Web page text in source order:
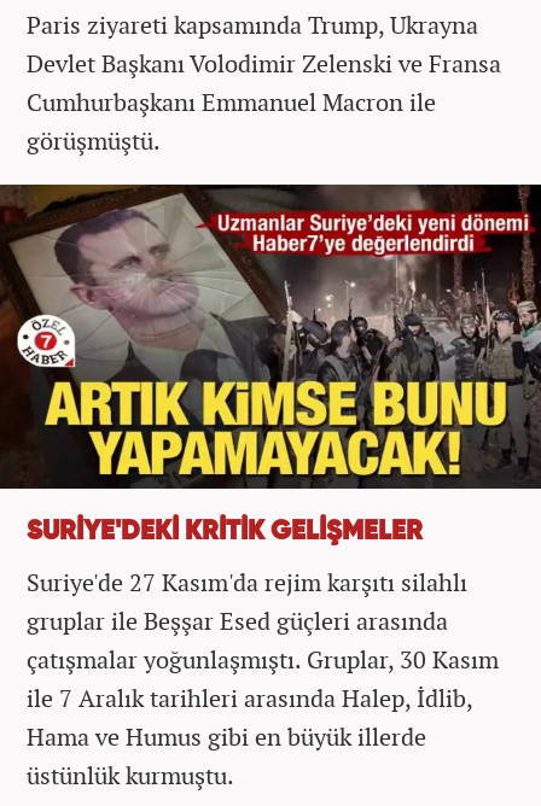
Paris ziyareti kapsamında Trump, Ukrayna
Devlet Başkanı Volodimir Zelenski ve Fransa
Cumhurbaşkanı Emmanuel Macron ile
görüşmüştü.
SURİYE'DEKİ KRİTİK GELİŞMELER
Suriye'de 27 Kasım'da rejim karşıtı silahlı
gruplar ile Beşşar Esed güçleri arasında
çatışmalar yoğunlaşmıştı. Gruplar, 30 Kasım
ile 7 Aralık tarihleri arasında Halep, İdlib,
Hama ve Humus gibi en büyük illerde
üstünlük kurmuştu.